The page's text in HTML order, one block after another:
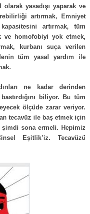
olarak yasadışı yaparak ve
artırmak, Emniyet
artırmak, tüm
ve homofobiyi yok etmek,
kurbanı suça verilen
tüm yasal yardım ile
ne kadar derinden
biliyor. Bu tüm
ölçüde zarar veriyor.
tecavüz ile baş etmek için
şimdi sona ermeli. Hepimiz
Eşitlik’iz. Tecavüzü